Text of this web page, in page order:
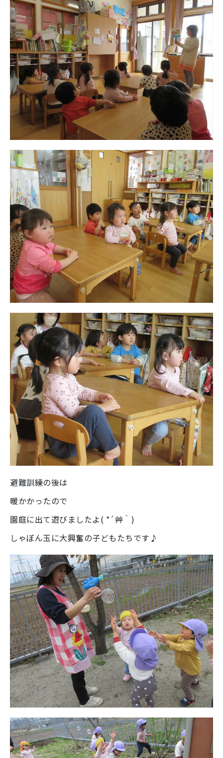
避難訓練の後は
暖かかったので
園庭に出て遊びましたよ( *´艸｀)
しゃぼん玉に大興奮の子どもたちです♪